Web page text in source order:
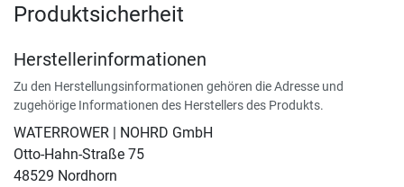
Produktsicherheit
Herstellerinformationen
Zu den Herstellungsinformationen gehören die Adresse und
zugehörige Informationen des Herstellers des Produkts.
WATERROWER | NOHRD GmbH
Otto-Hahn-Straße 75
48529 Nordhorn